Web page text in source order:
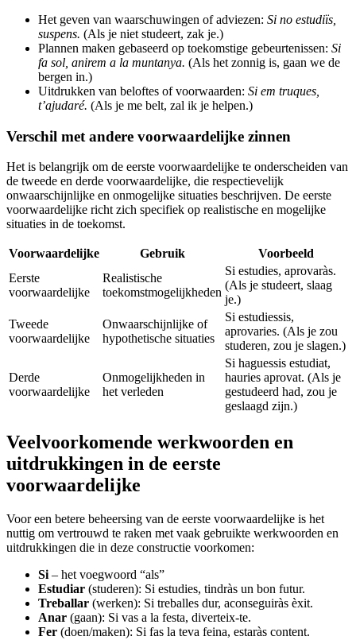
Het geven van waarschuwingen of adviezen: Si no estudiïs,
suspens. (Als je niet studeert, zak je.)
Plannen maken gebaseerd op toekomstige gebeurtenissen: Si
fa sol, anirem a la muntanya. (Als het zonnig is, gaan we de
bergen in.)
Uitdrukken van beloftes of voorwaarden: Si em truques,
t’ajudaré. (Als je me belt, zal ik je helpen.)
Verschil met andere voorwaardelijke zinnen
Het is belangrijk om de eerste voorwaardelijke te onderscheiden van
de tweede en derde voorwaardelijke, die respectievelijk
onwaarschijnlijke en onmogelijke situaties beschrijven. De eerste
voorwaardelijke richt zich specifiek op realistische en mogelijke
situaties in de toekomst.
Voorwaardelijke Gebruik
Voorbeeld
Eerste
voorwaardelijke
Realistische
toekomstmogelijkheden
Si estudies, aprovaràs.
(Als je studeert, slaag
je.)
Tweede
voorwaardelijke
Onwaarschijnlijke of
hypothetische situaties
Si estudiessis,
aprovaries. (Als je zou
studeren, zou je slagen.)
Derde
voorwaardelijke
Onmogelijkheden in
het verleden
Si haguessis estudiat,
hauries aprovat. (Als je
gestudeerd had, zou je
geslaagd zijn.)
Veelvoorkomende werkwoorden en
uitdrukkingen in de eerste
voorwaardelijke
Voor een betere beheersing van de eerste voorwaardelijke is het
nuttig om vertrouwd te raken met vaak gebruikte werkwoorden en
uitdrukkingen die in deze constructie voorkomen:
Si – het voegwoord “als”
Estudiar (studeren): Si estudies, tindràs un bon futur.
Treballar (werken): Si treballes dur, aconseguiràs èxit.
Anar (gaan): Si vas a la festa, diverteix-te.
Fer (doen/maken): Si fas la teva feina, estaràs content.